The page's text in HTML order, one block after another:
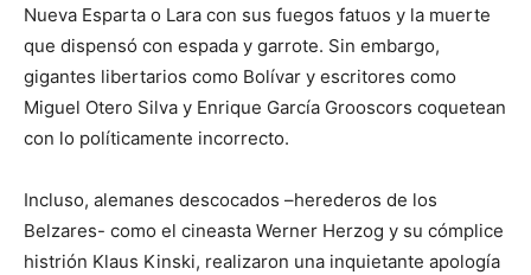
Nueva Esparta o Lara con sus fuegos fatuos y la muerte
que dispensó con espada y garrote. Sin embargo,
gigantes libertarios como Bolívar y escritores como
Miguel Otero Silva y Enrique García Grooscors coquetean
con lo políticamente incorrecto.
Incluso, alemanes descocados –herederos de los
Belzares- como el cineasta Werner Herzog y su cómplice
histrión Klaus Kinski, realizaron una inquietante apología